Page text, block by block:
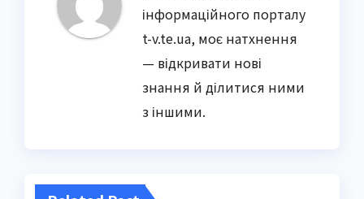
інформаційного порталу
t-v.te.ua, моє натхнення
— відкривати нові
знання й ділитися ними
з іншими.